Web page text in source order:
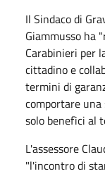
Il Sindaco di
Giammusso ha
Carabinieri per
cittadino e
termini di
comportare
solo benefìci al
L'assessore
"l'incontro di